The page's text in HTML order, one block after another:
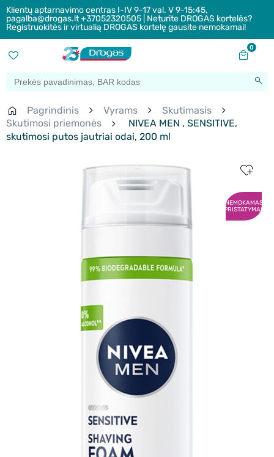
Klientų aptarnavimo centras I-IV 9-17 val. V 9-15:45,
pagalba@drogas.lt +37052320505 | Neturite DROGAS kortelės?
Registruokitės ir virtualią DROGAS kortelę gausite nemokamai!
0
Pagrindinis Vyrams
Skutimasis
Skutimosi priemonės
NIVEA MEN , SENSITIVE,
skutimosi putos jautriai odai, 200 ml
NEMOKAMAS
PRISTATYMAS